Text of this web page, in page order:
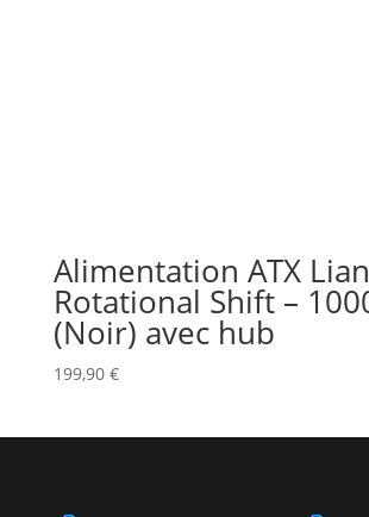
Alimentation ATX
Rotational Shift –
(Noir) avec hub
199,90 €